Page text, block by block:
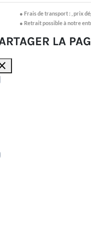
●Frais de transport : ,prix
● Retrait possible à notre
LA